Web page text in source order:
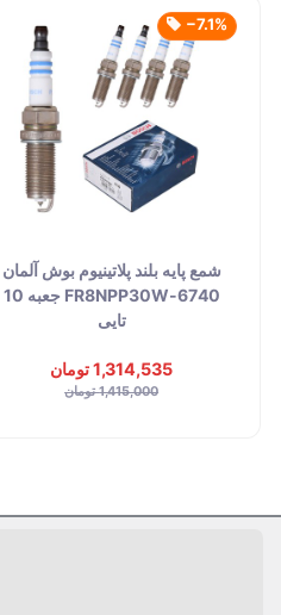
‎−7.1%
شمع پایه بلند پلاتینیوم بوش آلمان
6740-FR8NPP30W جعبه 10
تایی
1,314,535 تومان
1,415,000 تومان